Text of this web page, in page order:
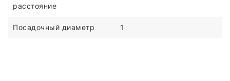
расстояние
Посадочный диаметр 1